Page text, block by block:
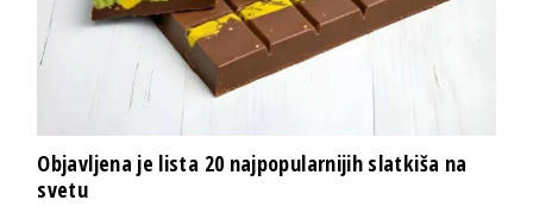
Objavljena je lista 20 najpopularnijih slatkiša na
svetu